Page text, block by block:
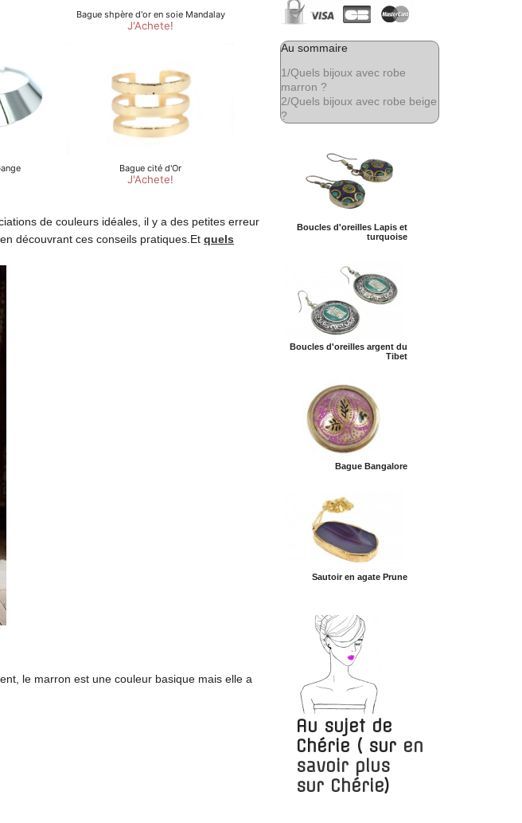
de couleurs idéales, il y a des petites erreur
découvrant ces conseils pratiques.Et quels
le marron est une couleur basique mais elle a
Au sommaire
1/Quels bijoux avec robe
marron ?
2/Quels bijoux avec robe beige
?
Boucles d'oreilles Lapis et
turquoise
Boucles d'oreilles argent du
Tibet
Bague Bangalore
Sautoir en agate Prune
Au sujet de
Chérie ( sur en
savoir plus
sur Chérie)